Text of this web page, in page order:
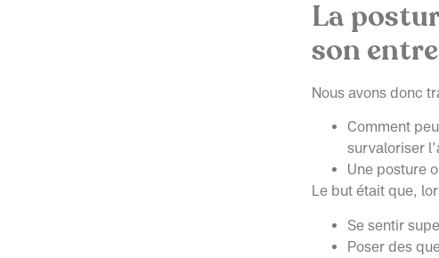
La
son
Nous avons donc
Comment
survaloriser
Une posture
Le but était que,
Se sentir
Poser des